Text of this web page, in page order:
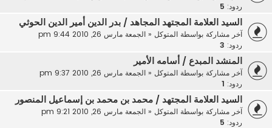
ردود: 5
السيد العلامة المجتهد المجاهد / بدر الدين أمير الدين الحوثي
آخر مشاركة بواسطة المتوكل « الجمعة مارس 26, 2010 9:44 pm
ردود: 3
المنشد المبدع / أسامه الأمير
آخر مشاركة بواسطة المتوكل « الجمعة مارس 26, 2010 9:37 pm
ردود: 1
السيد العلامة المجتهد / محمد بن محمد بن إسماعيل المنصور
آخر مشاركة بواسطة المتوكل « الجمعة مارس 26, 2010 9:21 pm
ردود: 5